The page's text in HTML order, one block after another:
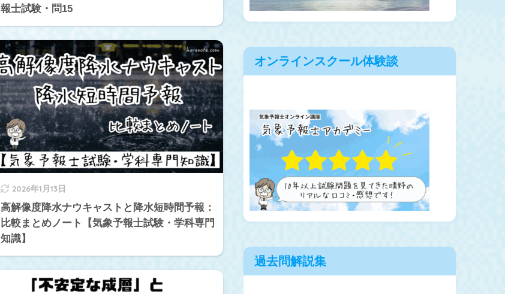
報士試験・問15
2026年1月13日
高解像度降水ナウキャストと降水短時間予報：
比較まとめノート【気象予報士試験・学科専門
知識】
オンラインスクール体験談
過去問解説集